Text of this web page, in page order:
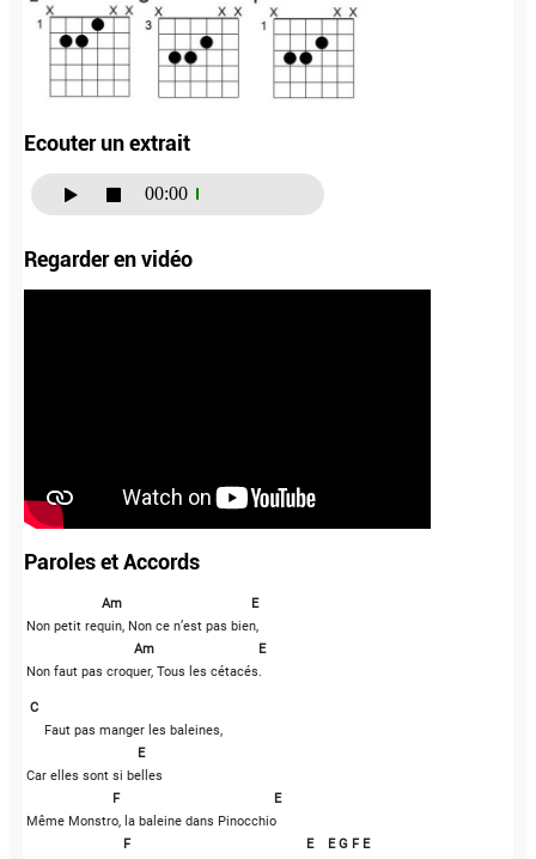
Paroles et Accords
    Am                                    E
Non petit requin, Non ce n’est pas bien,
   Am                             E
Non faut pas croquer, Tous les cétacés.
C
     Faut pas manger les baleines,
E
Car elles sont si belles
F
  E
Même Monstro, la baleine dans Pinocchio
F                                                 E    E G F E
Ecouter un extrait
00:00
Regarder en vidéo